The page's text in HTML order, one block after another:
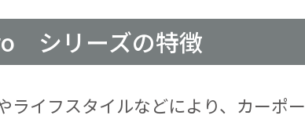
シリーズの特徴
ライフスタイルなどにより、カーポー